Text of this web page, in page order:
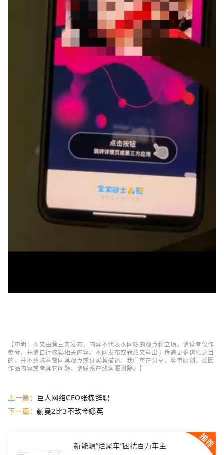
【申明：本文由第三方发布，内容不代表本网站的观点和立场。请读者仅作
参考，并请自行核实相关内容。本网发布或转载文章出于传递更多信息之目
的，并不意味着赞同其观点或证实其描述。我们重在分享，尊重原创，如因
作品内容或者其它问题，请联系在线客服删除。】
上一篇： 巨人网络CEO张栋辞职
下一篇： 蒯曼2比3不敌金娜英
新能源“烂尾车”困扰百万车主